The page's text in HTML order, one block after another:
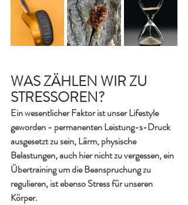
WAS ZÄHLEN WIR ZU
STRESSOREN?
Ein wesentlicher Faktor ist unser Lifestyle
geworden - permanenten Leistung-s-Druck
ausgesetzt zu sein, Lärm, physische
Belastungen, auch hier nicht zu vergessen, ein
Übertraining um die Beanspruchung zu
regulieren, ist ebenso Stress für unseren
Körper.